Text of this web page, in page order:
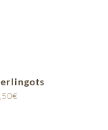
€